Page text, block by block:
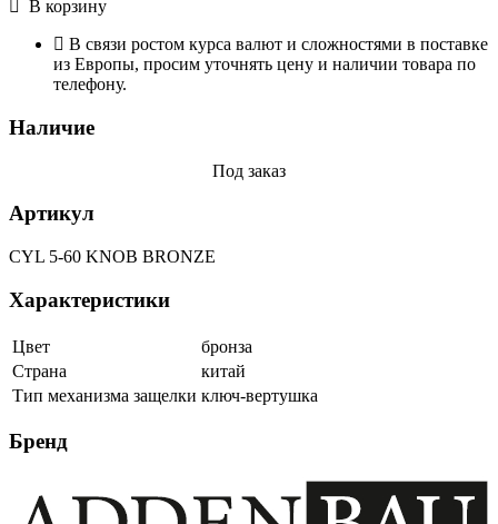
В корзину
В связи ростом курса валют и сложностями в поставке
из Европы, просим уточнять цену и наличии товара по
телефону.
Наличие
Под заказ
Артикул
CYL 5-60 KNOB BRONZE
Характеристики
Цвет
бронза
Страна
китай
Тип механизма защелки ключ-вертушка
Бренд